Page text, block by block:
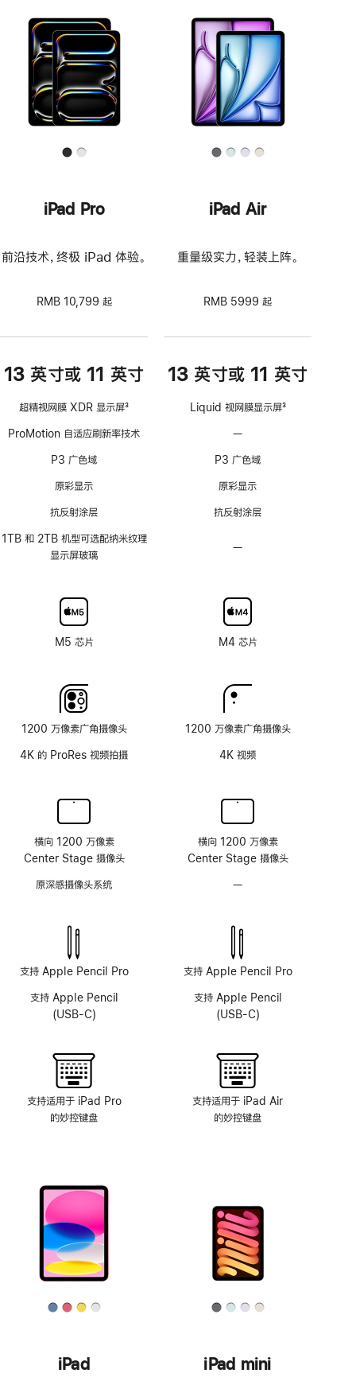
iPad Pro
前沿技术，终极 iPad 体验。
RMB 10,799 起
13 英寸或 11 英寸
超精视网膜 XDR 显示屏
注
3
ProMotion 自适应刷新率技术
P3 广色域
原彩显示
抗反射涂层
1TB 和 2TB 机型可选配纳米纹理
显示屏玻璃
M5 芯片
1200 万像素广角摄像头
4K 的 ProRes 视频拍摄
横向 1200 万像素
Center Stage 摄像头
原深感摄像头系统
支持 Apple Pencil Pro
支持 Apple Pencil
(USB-C)
支持适用于 iPad Pro
的妙控键盘
iPad Air
重量级实力，轻装上阵。
RMB 5999 起
13 英寸或 11 英寸
Liquid 视网膜显示屏3
—
持
ProMotion
适
技
术
P3 广色域
原彩显示
抗反射涂层
—
配
纳
纹
板
M4 芯片
1200 万像素广角摄像头
4K 视频
横向 1200 万像素
Center Stage 摄像头
—
像
系
统
支持 Apple Pencil Pro
支持 Apple Pencil
(USB-C)
支持适用于 iPad Air
的妙控键盘
iPad iPad mini